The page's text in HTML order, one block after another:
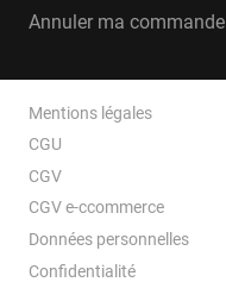
Annuler ma commande
Mentions légales
CGU
CGV
CGV e-ccommerce
Données personnelles
Confidentialité